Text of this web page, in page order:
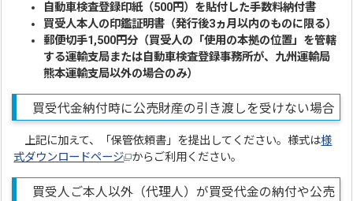
自動車検査登録印紙（500円）を貼付した手数料納付書
買受人本人の印鑑証明書（発行後3ヵ月以内のものに限る）
郵便切手1,500円分（買受人の「使用の本拠の位置」を管轄
する運輸支局または自動車検査登録事務所が、九州運輸局
熊本運輸支局以外の場合のみ）
買受代金納付時に公売財産の引き渡しを受けない場合
上記に加えて、「保管依頼書」を提出してください。様式は様
式ダウンロードページ
からご利用ください。
買受人ご本人以外（代理人）が買受代金の納付や公売